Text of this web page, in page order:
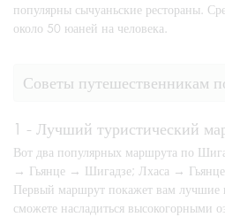
популярны сычуаньские рестораны.
около 50 юаней на человека.
Советы путешественникам
1 - Лучший туристический
Вот два популярных маршрута по
→ Гьянце → Шигадзе; Лхаса →
Первый маршрут покажет вам лучшие
сможете насладиться высокогорными